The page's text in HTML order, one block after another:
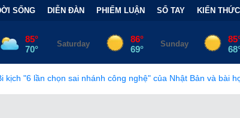
SỐNG DIỄN ĐÀN PHIẾM LUẬN SỔ TAY KIẾN THỨC
công nghệ" của Nhật Bản và bài học đắt giá • Bẫy